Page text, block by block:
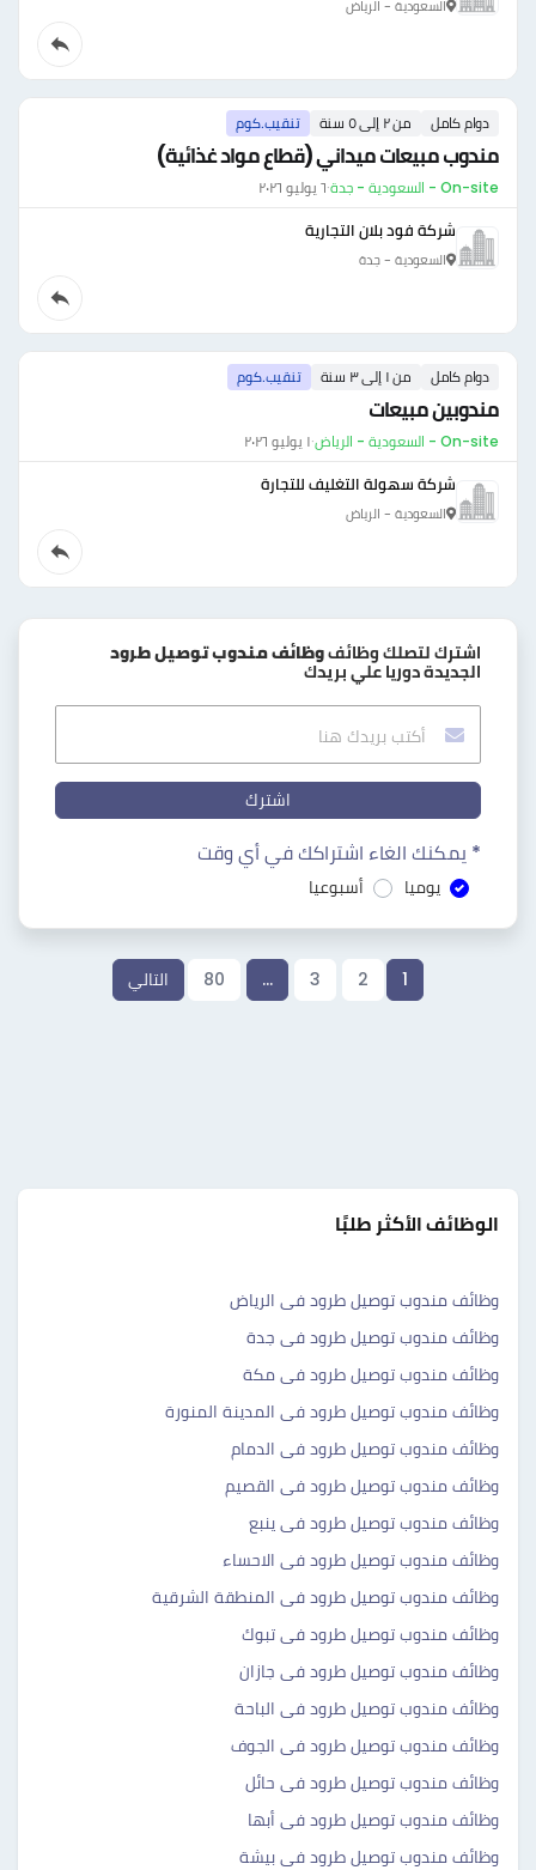
السعودية - الرياض
دوام كامل من ٢ إلى ٥ سنة تنقيب.كوم
مندوب مبيعات ميداني (قطاع مواد غذائية)
On-site - السعودية - جدة ·٦ يوليو ٢٠٢٦
شركة فود بلان التجارية
السعودية - جدة
دوام كامل من ١ إلى ٣ سنة تنقيب.كوم
مندوبين مبيعات
On-site - السعودية - الرياض ·١ يوليو ٢٠٢٦
شركة سهولة التغليف للتجارة
السعودية - الرياض
اشترك لتصلك وظائفوظائف مندوب توصيل طرود
الجديدة دوريا علي بريدك
اشترك
* يمكنك الغاء اشتراكك في أي وقت
يوميا أسبوعيا
1
2
3
…
80 التالي
الوظائف الأكثر طلبًا
وظائف مندوب توصيل طرود فى الرياض
وظائف مندوب توصيل طرود فى جدة
وظائف مندوب توصيل طرود فى مكة
وظائف مندوب توصيل طرود فى المدينة المنورة
وظائف مندوب توصيل طرود فى الدمام
وظائف مندوب توصيل طرود فى القصيم
وظائف مندوب توصيل طرود فى ينبع
وظائف مندوب توصيل طرود فى الاحساء
وظائف مندوب توصيل طرود فى المنطقة الشرقية
وظائف مندوب توصيل طرود فى تبوك
وظائف مندوب توصيل طرود فى جازان
وظائف مندوب توصيل طرود فى الباحة
وظائف مندوب توصيل طرود فى الجوف
وظائف مندوب توصيل طرود فى حائل
وظائف مندوب توصيل طرود فى أبها
وظائف مندوب توصيل طرود فى بيشة